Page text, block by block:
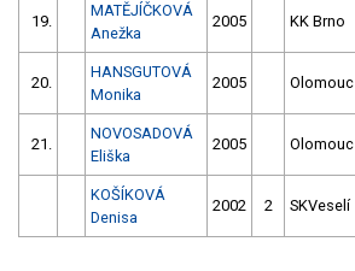
19.
MATĚJÍČKOVÁ
Anežka
2005 KK Brno
20.
HANSGUTOVÁ
Monika
2005 Olomouc
21.
NOVOSADOVÁ
Eliška
2005 Olomouc
KOŠÍKOVÁ
Denisa
2002 2 SKVeselí